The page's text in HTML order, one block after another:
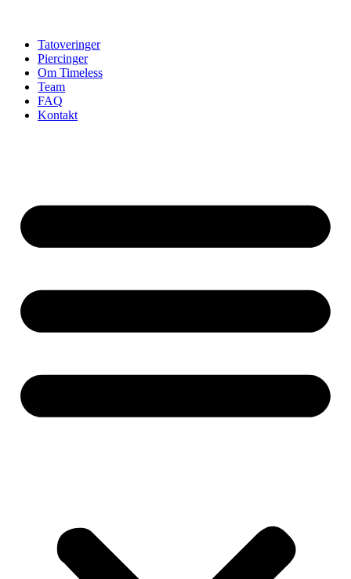
Tatoveringer
Piercinger
Om Timeless
Team
FAQ
Kontakt